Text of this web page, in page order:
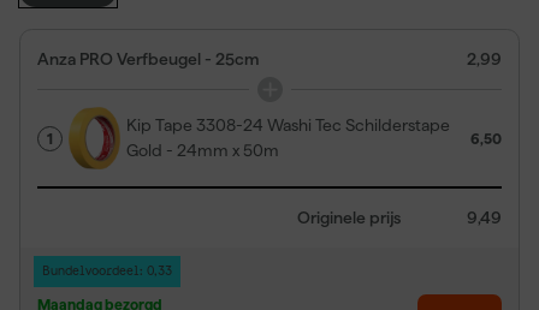
Anza PRO Verfbeugel - 25cm 2,99
1
Kip Tape 3308-24 Washi Tec Schilderstape
Gold - 24mm x 50m
6,50
Originele prijs 9,49
Bundelvoordeel: 0,33
Maandag bezorgd